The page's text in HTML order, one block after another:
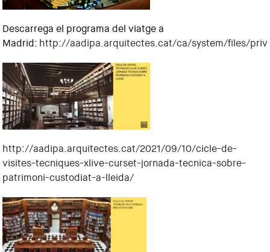
Descarrega el programa del viatge a
Madrid: http://aadipa.arquitectes.cat/ca/system/files/
http://aadipa.arquitectes.cat/2021/09/10/cicle-de-
visites-tecniques-xlive-curset-jornada-tecnica-sobre-
patrimoni-custodiat-a-lleida/